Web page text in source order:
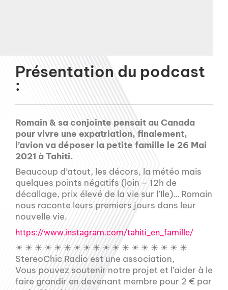
Présentation du podcast
:
Romain & sa conjointe pensait au Canada
pour vivre une expatriation, finalement,
l’avion va déposer la petite famille le 26 Mai
2021 à Tahiti.
Beaucoup d’atout, les décors, la météo mais
quelques points négatifs (loin – 12h de
décallage, prix élevé de la vie sur l’Ile)… Romain
nous raconte leurs premiers jours dans leur
nouvelle vie.
https://www.instagram.com/tahiti_en_famille/
☀ ☀ ☀ ☀ ☀ ☀ ☀ ☀ ☀ ☀ ☀ ☀ ☀ ☀ ☀ ☀ ☀ ☀
StereoChic Radio est une association,
Vous pouvez soutenir notre projet et l’aider à le
faire grandir en devenant membre pour 2 € par